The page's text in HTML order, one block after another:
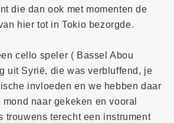
die dan ook met momenten de
hier tot in Tokio bezorgde.
cello speler ( Bassel Abou
uit Syrië, die was verbluffend, je
invloeden en we hebben daar
naar gekeken en vooral
trouwens terecht een instrument